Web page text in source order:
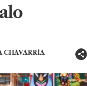
CHAVARRÍA